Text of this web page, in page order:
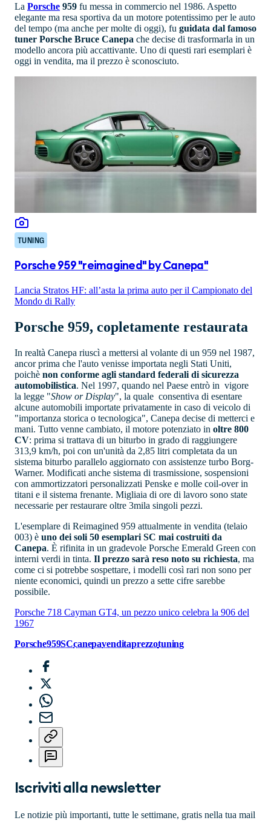
La Porsche 959 fu messa in commercio nel 1986. Aspetto
elegante ma resa sportiva da un motore potentissimo per le auto
del tempo (ma anche per molte di oggi), fu guidata dal famoso
tuner Porsche Bruce Canepa che decise di trasformarla in un
modello ancora più accattivante. Uno di questi rari esemplari è
oggi in vendita, ma il prezzo è sconosciuto.
TUNING
Porsche 959 "reimagined" by Canepa"
Lancia Stratos HF: all’asta la prima auto per il Campionato del
Mondo di Rally
Porsche 959, copletamente restaurata
In realtà Canepa riuscì a mettersi al volante di un 959 nel 1987,
ancor prima che l'auto venisse importata negli Stati Uniti,
poichè non conforme agli standard federali di sicurezza
automobilistica. Nel 1997, quando nel Paese entrò in vigore
la legge "Show or Display", la quale consentiva di esentare
alcune automobili importate privatamente in caso di veicolo di
"importanza storica o tecnologica", Canepa decise di metterci e
mani. Tutto venne cambiato, il motore potenziato in oltre 800
CV: prima si trattava di un biturbo in grado di raggiungere
313,9 km/h, poi con un'unità da 2,85 litri completata da un
sistema biturbo parallelo aggiornato con assistenze turbo Borg-
Warner. Modificati anche sistema di trasmissione, sospensioni
con ammortizzatori personalizzati Penske e molle coil-over in
titani e il sistema frenante. Migliaia di ore di lavoro sono state
necessarie per restaurare oltre 3mila singoli pezzi.
L'esemplare di Reimagined 959 attualmente in vendita (telaio
003) è uno dei soli 50 esemplari SC mai costruiti da
Canepa. È rifinita in un gradevole Porsche Emerald Green con
interni verdi in tinta. Il prezzo sarà reso noto su richiesta, ma
come ci si potrebbe sospettare, i modelli così rari non sono per
niente economici, quindi un prezzo a sette cifre sarebbe
possibile.
Porsche 718 Cayman GT4, un pezzo unico celebra la 906 del
1967
Porsche959SCcanepavenditaprezzotuning
Iscriviti alla newsletter
Le notizie più importanti, tutte le settimane, gratis nella tua mail